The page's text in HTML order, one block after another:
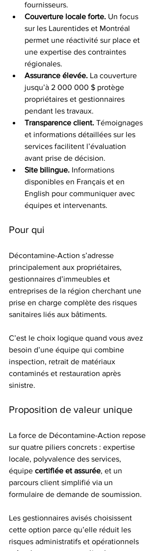
fournisseurs.
Couverture locale forte. Un focus
sur les Laurentides et Montréal
permet une réactivité sur place et
une expertise des contraintes
régionales.
Assurance élevée. La couverture
jusqu’à 2 000 000 $ protège
propriétaires et gestionnaires
pendant les travaux.
Transparence client. Témoignages
et informations détaillées sur les
services facilitent l’évaluation
avant prise de décision.
Site bilingue. Informations
disponibles en Français et en
English pour communiquer avec
équipes et intervenants.
Pour qui
Décontamine-Action s’adresse
principalement aux propriétaires,
gestionnaires d’immeubles et
entreprises de la région cherchant une
prise en charge complète des risques
sanitaires liés aux bâtiments.
C’est le choix logique quand vous avez
besoin d’une équipe qui combine
inspection, retrait de matériaux
contaminés et restauration après
sinistre.
Proposition de valeur unique
La force de Décontamine-Action repose
sur quatre piliers concrets : expertise
locale, polyvalence des services,
équipe certifiée et assurée, et un
parcours client simplifié via un
formulaire de demande de soumission.
Les gestionnaires avisés choisissent
cette option parce qu’elle réduit les
risques administratifs et opérationnels